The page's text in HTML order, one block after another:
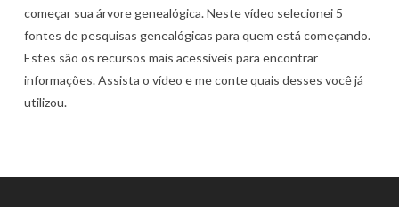
começar sua árvore genealógica. Neste vídeo selecionei 5
fontes de pesquisas genealógicas para quem está começando.
Estes são os recursos mais acessíveis para encontrar
informações. Assista o vídeo e me conte quais desses você já
utilizou.